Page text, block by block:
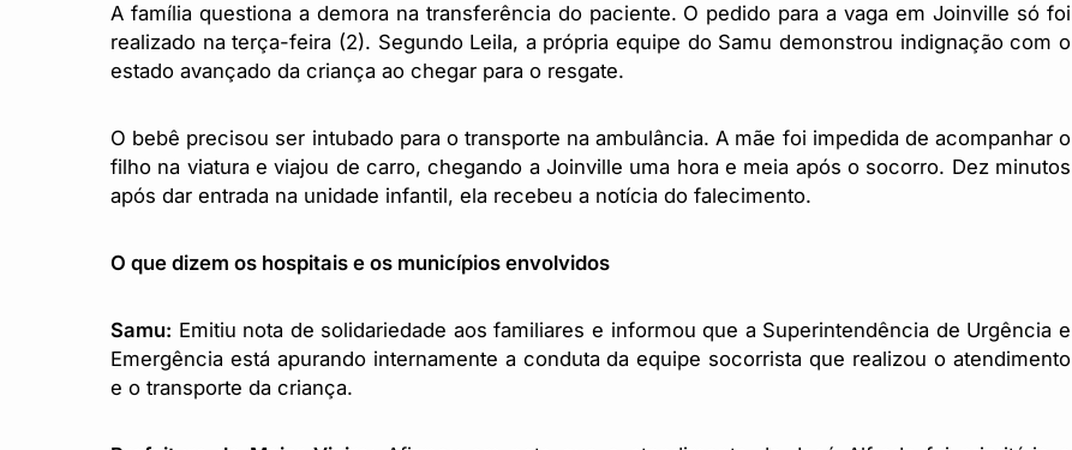
A família questiona a demora na transferência do paciente. O pedido para a vaga em Joinville só foi
realizado na terça-feira (2). Segundo Leila, a própria equipe do Samu demonstrou indignação com o
estado avançado da criança ao chegar para o resgate.
O bebê precisou ser intubado para o transporte na ambulância. A mãe foi impedida de acompanhar o
filho na viatura e viajou de carro, chegando a Joinville uma hora e meia após o socorro. Dez minutos
após dar entrada na unidade infantil, ela recebeu a notícia do falecimento.
O que dizem os hospitais e os municípios envolvidos
Samu: Emitiu nota de solidariedade aos familiares e informou que a Superintendência de Urgência e
Emergência está apurando internamente a conduta da equipe socorrista que realizou o atendimento
e o transporte da criança.